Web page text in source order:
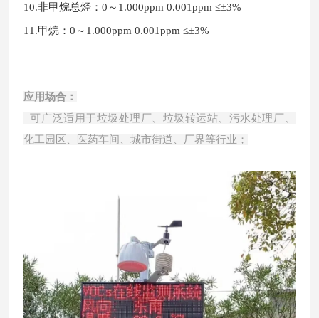
10.非甲烷总烃：0～1.000ppm 0.001ppm ≤±3%
11.甲烷：0～1.000ppm 0.001ppm ≤±3%
应用场合：
可广泛适用于垃圾处理厂、垃圾转运站、污水处理厂、
化工园区、医药车间、城市街道、厂界等行业；